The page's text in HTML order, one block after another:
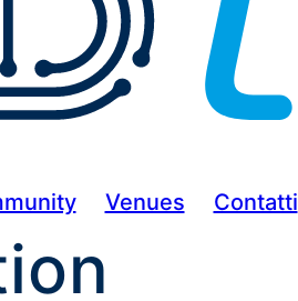
Venues Contatti